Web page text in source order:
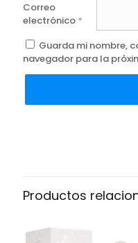
Correo
electrónico *
Guarda mi nombre,
navegador para la
Productos